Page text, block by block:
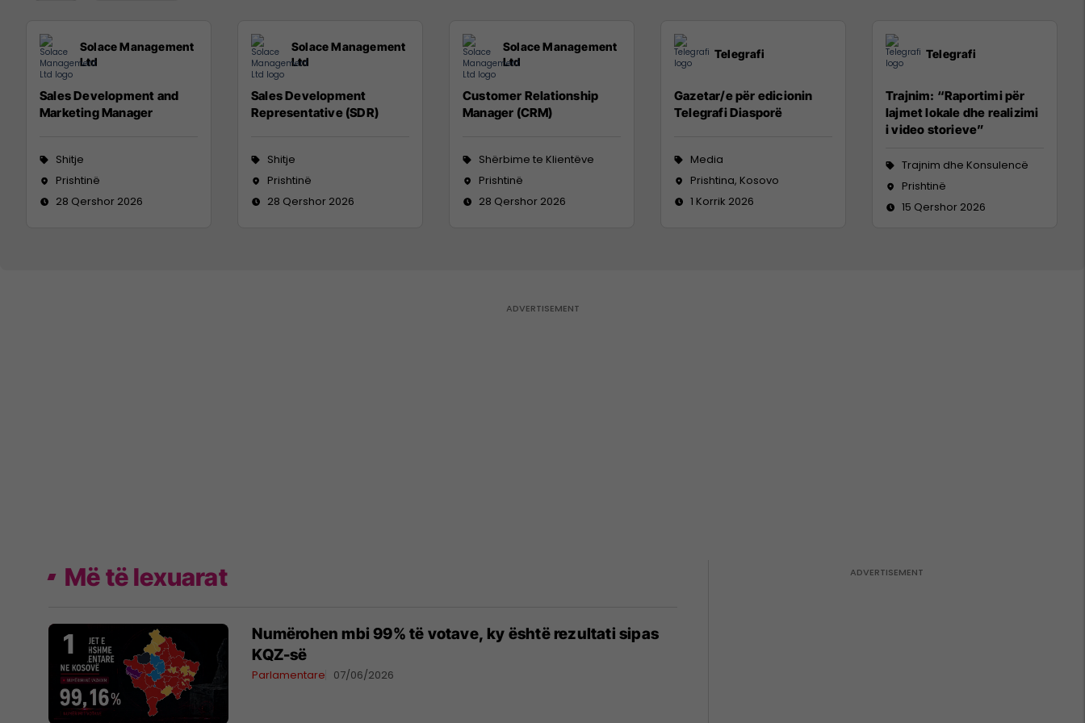
Solace Management
Ltd
Sales Development and
Marketing Manager
Shitje
Prishtinë
28 Qershor 2026
Solace Management
Ltd
Sales Development
Representative (SDR)
Shitje
Prishtinë
28 Qershor 2026
Solace Management
Ltd
Customer Relationship
Manager (CRM)
Shërbime te Klientëve
Prishtinë
28 Qershor 2026
Telegrafi
Gazetar/e për edicionin
Telegrafi Diasporë
Media
Prishtina, Kosovo
1 Korrik 2026
Telegrafi
Trajnim: “Raportimi për
lajmet lokale dhe realizimi
i video storieve”
Trajnim dhe Konsulencë
Prishtinë
15 Qershor 2026
Më të lexuarat
Numërohen mbi 99% të votave, ky është rezultati sipas
KQZ-së
Parlamentare 07/06/2026